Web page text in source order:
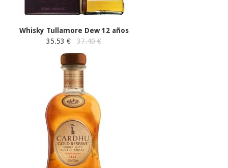
Whisky Tullamore Dew 12 años
35.53 €
37.40 €